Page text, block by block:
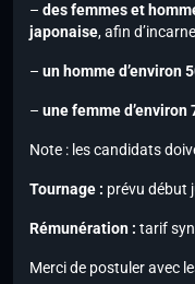
– des femmes et
japonaise, afin
– un homme d’environ
– une femme d’environ
Note : les candidats
Tournage : prévu début
Rémunération : tarif
Merci de postuler avec